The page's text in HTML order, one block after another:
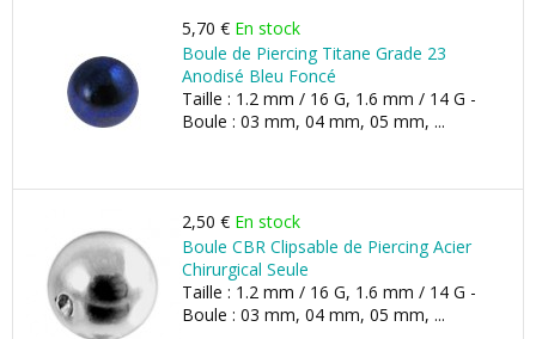
5,70 € En stock
Boule de Piercing Titane Grade 23
Anodisé Bleu Foncé
Taille : 1.2 mm / 16 G, 1.6 mm / 14 G -
Boule : 03 mm, 04 mm, 05 mm, ...
2,50 € En stock
Boule CBR Clipsable de Piercing Acier
Chirurgical Seule
Taille : 1.2 mm / 16 G, 1.6 mm / 14 G -
Boule : 03 mm, 04 mm, 05 mm, ...